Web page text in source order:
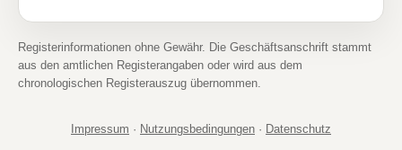
Registerinformationen ohne Gewähr. Die Geschäftsanschrift stammt
aus den amtlichen Registerangaben oder wird aus dem
chronologischen Registerauszug übernommen.
Impressum · Nutzungsbedingungen · Datenschutz